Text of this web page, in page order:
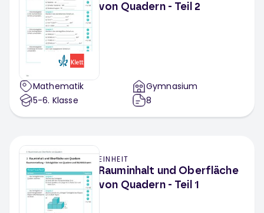
von Quadern - Teil 2
Mathematik
5-6. Klasse
Gymnasium
8
EINHEIT
Rauminhalt und Oberfläche
von Quadern - Teil 1